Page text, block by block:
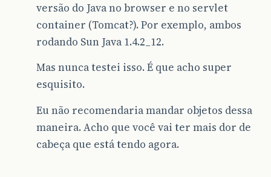
versão do Java no browser e no servlet
container (Tomcat?). Por exemplo, ambos
rodando Sun Java 1.4.2_12.
Mas nunca testei isso. É que acho super
esquisito.
Eu não recomendaria mandar objetos dessa
maneira. Acho que você vai ter mais dor de
cabeça que está tendo agora.